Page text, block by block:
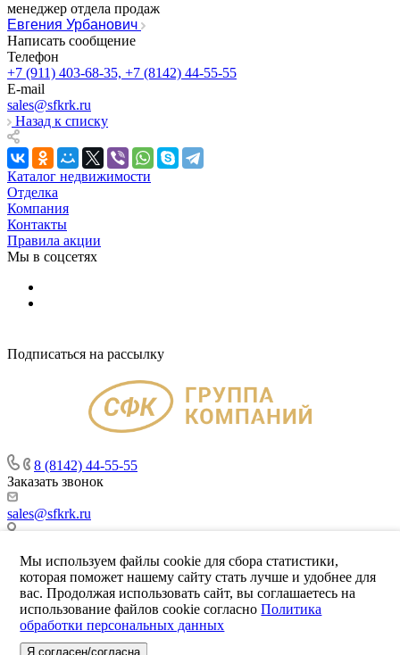
менеджер отдела продаж
Евгения Урбанович
Написать сообщение
Телефон
+7 (911) 403-68-35, +7 (8142) 44-55-55
E-mail
sales@sfkrk.ru
Назад к списку
Каталог недвижимости
Отделка
Компания
Контакты
Правила акции
Мы в соцсетях
Подписаться на рассылку
8 (8142) 44-55-55
Заказать звонок
sales@sfkrk.ru
© 2026 Строительно-финансовая компания «СФК».
Представленная информация на сайте носит рекламный
характер и не вляется публичной офертой.
Подобрать Квартиру
Мы используем файлы cookie для сбора статистики,
которая поможет нашему сайту стать лучше и удобнее для
вас. Продолжая использовать сайт, вы соглашаетесь на
использование файлов cookie согласноПолитика
обработки персональных данных
Я согласен/согласна
Политика конфиденциальности